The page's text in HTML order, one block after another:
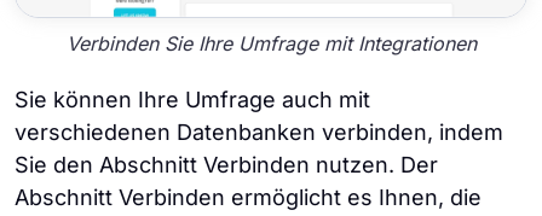
Verbinden Sie Ihre Umfrage mit Integrationen
Sie können Ihre Umfrage auch mit
verschiedenen Datenbanken verbinden, indem
Sie den Abschnitt Verbinden nutzen. Der
Abschnitt Verbinden ermöglicht es Ihnen, die